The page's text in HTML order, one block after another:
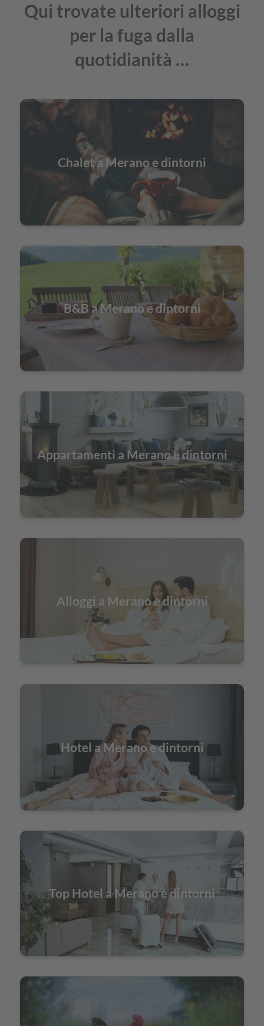
Qui trovate ulteriori alloggi
per la fuga dalla
quotidianità …
Chalet a Merano e dintorni
B&B a Merano e dintorni
Appartamenti a Merano e dintorni
Alloggi a Merano e dintorni
Hotel a Merano e dintorni
Top Hotel a Merano e dintorni